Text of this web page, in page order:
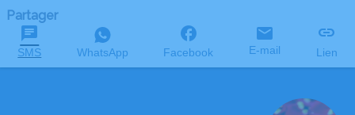
Partager
SMS WhatsApp Facebook E-mail Lien